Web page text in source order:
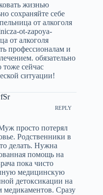
жизнью
сохраняйте себе
от алкоголя
ot-zapoya-
от алкоголя
профессионалам и
обязательно
тоже сейчас
ситуации!
REPLY
просто потерял
Родственники в
делать. Нужна
помощь на
пока чисто
медицинскую
детоксикации на
медикаментов. Сразу